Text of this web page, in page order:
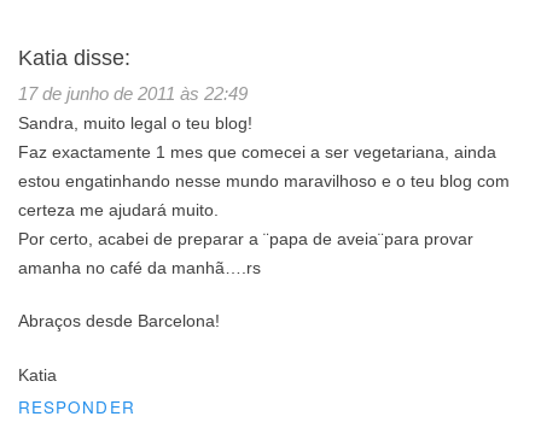
Katia disse:
17 de junho de 2011 às 22:49
Sandra, muito legal o teu blog!
Faz exactamente 1 mes que comecei a ser vegetariana, ainda
estou engatinhando nesse mundo maravilhoso e o teu blog com
certeza me ajudará muito.
Por certo, acabei de preparar a ¨papa de aveia¨para provar
amanha no café da manhã….rs
Abraços desde Barcelona!
Katia
RESPONDER